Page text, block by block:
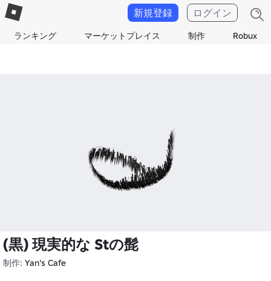
ランキング マーケットプレイス 制作 Robux
新規登録 ログイン
(黒) 現実的な Stの髭
制作: Yan's Cafe